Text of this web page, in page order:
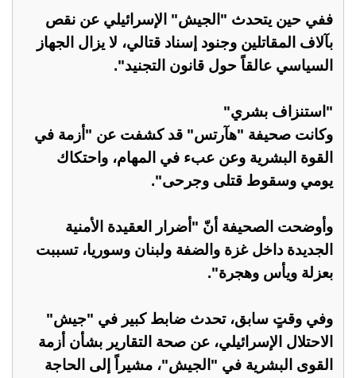
ففي حين يتحدث "الجيش" الإسرائيلي عن نقص
بآلاف المقاتلين وجنود إسناد قتالي، لا يزال الجهاز
السياسي عالقاً حول قانون التجنيد".
"استنزاف بشري"
وكانت صحيفة "هآرتس" قد كشفت عن "أزمة في
القوة البشرية وعن عبء في المهام، واحتكاك
يومي وسقوط قتلى وجرحى".
وأوضحت الصحيفة أنّ "أضرار العقيدة الأمنية
الجديدة داخل غزة والضفة ولبنان وسوريا، تسببت
بعزلة ويأس وهجرة".
وفي وقتٍ سابق، تحدث ضابط كبير في "جيش"
الاحتلال الإسرائيلي، عن صحة التقارير بشأن أزمة
القوى البشرية في "الجيش"، مشيراً إلى الحاجة